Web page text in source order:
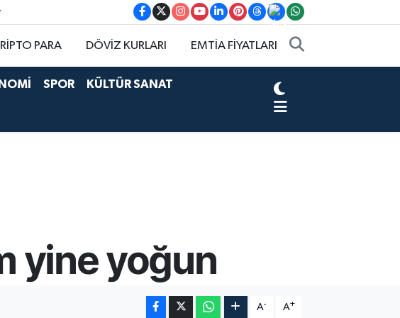
PARA DÖVİZ KURLARI EMTİA FİYATLARI
SPOR KÜLTÜR SANAT
yine yoğun
A- A+